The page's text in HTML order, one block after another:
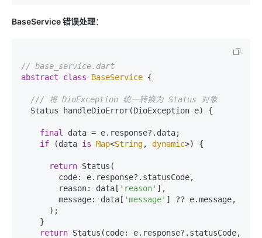
BaseService 错误处理：
// base_service.dart
abstract
class BaseService {
/// 将 DioException 统一转换为 Status 对象
final
data = e.response?.data;
if (data is Map<String, dynamic>) {
return Status(
        reason: data[
'reason' ],
        message: data[
'message' ] ?? e.message,
return Status(code: e.response?.statusCode,